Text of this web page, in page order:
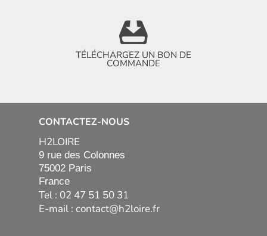
TÉLÉCHARGEZ UN BON DE
COMMANDE
CONTACTEZ-NOUS
H2LOIRE
9 rue des Colonnes
75002 Paris
France
Tel : 02 47 51 50 31
E-mail : contact@h2loire.fr